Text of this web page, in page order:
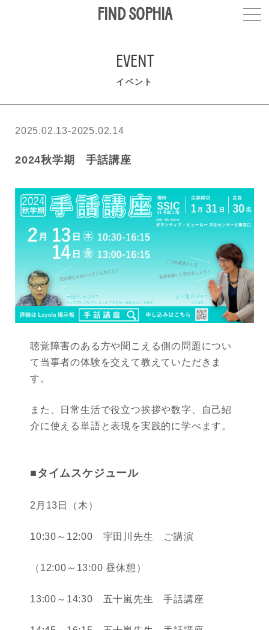
FIND SOPHIA
EVENT
イベント
2025.02.13-2025.02.14
2024秋学期 手話講座
聴覚障害のある方や聞こえる側の問題につい
て当事者の体験を交えて教えていただきま
す。
また、日常生活で役立つ挨拶や数字、自己紹
介に使える単語と表現を実践的に学べます。
■タイムスケジュール
2月13日（木）
10:30～12:00 宇田川先生 ご講演
（12:00～13:00 昼休憩）
13:00～14:30 五十嵐先生 手話講座